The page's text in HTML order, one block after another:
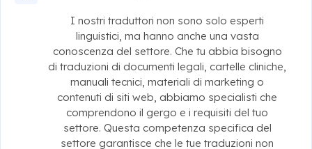
I nostri traduttori non sono solo esperti
linguistici, ma hanno anche una vasta
conoscenza del settore. Che tu abbia bisogno
di traduzioni di documenti legali, cartelle cliniche,
manuali tecnici, materiali di marketing o
contenuti di siti web, abbiamo specialisti che
comprendono il gergo e i requisiti del tuo
settore. Questa competenza specifica del
settore garantisce che le tue traduzioni non